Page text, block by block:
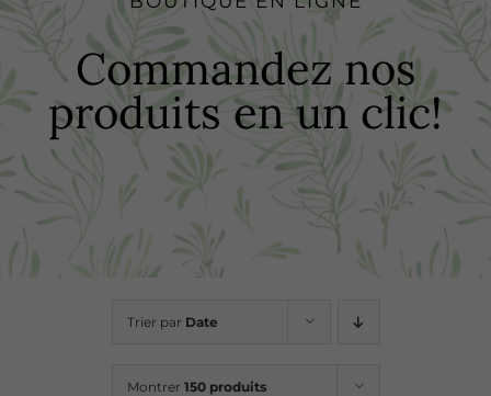
Recettes
Points de vente
Commandez nos
produits en un clic!
Trier par Date
Montrer 150 produits